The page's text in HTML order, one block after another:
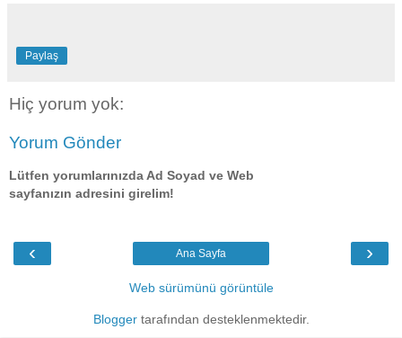
Paylaş
Hiç yorum yok:
Yorum Gönder
Lütfen yorumlarınızda Ad Soyad ve Web
sayfanızın adresini girelim!
‹ ›
Ana Sayfa
Web sürümünü görüntüle
Bloggertarafından desteklenmektedir.